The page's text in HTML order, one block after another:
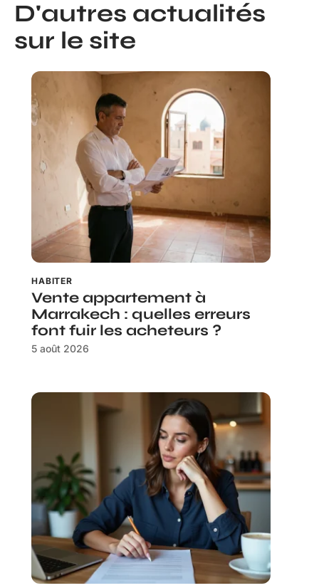
D'autres actualités
sur le site
HABITER
Vente appartement à
Marrakech : quelles erreurs
font fuir les acheteurs ?
5 août 2026